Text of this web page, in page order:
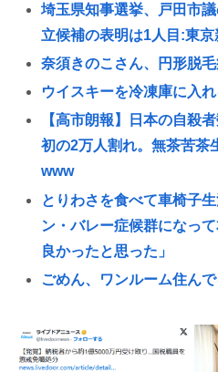
埼玉県知事選挙、戸田市
立候補の表明は1人目:東京
奈須きのこさん、円形脱
ウイスキーを冷凍庫に入
【高市朗報】日本の自殺
初の2万人割れ。無茶苦茶
www
とりわさを食べて車椅子
ン・バレー症候群になっ
良かったと思った」
ごめん、ワンルーム住ん
「核兵器をなくすキーワ
ースボート畠山澄子さん